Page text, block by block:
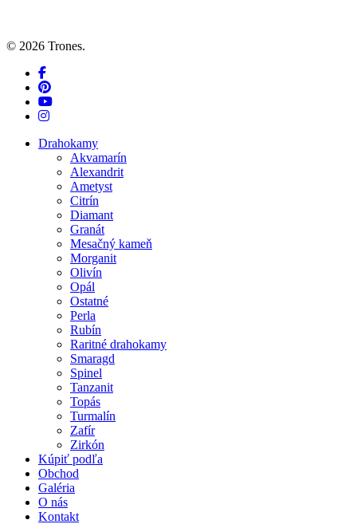
© 2026 Trones.
facebook
pinterest
youtube
instagram
Close
Drahokamy
Akvamarín
Alexandrit
Ametyst
Citrín
Diamant
Granát
Mesačný kameň
Morganit
Olivín
Opál
Ostatné
Perla
Rubín
Raritné drahokamy
Smaragd
Spinel
Tanzanit
Topás
Turmalín
Zafír
Zirkón
Kúpiť podľa
Obchod
Galéria
O nás
Kontakt